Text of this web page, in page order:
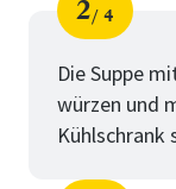
Schritt
2
von
4
Die Suppe
würzen und
Kühlschrank